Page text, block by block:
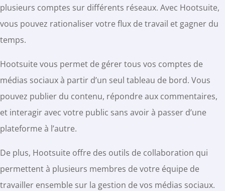
plusieurs comptes sur différents réseaux. Avec Hootsuite,
vous pouvez rationaliser votre flux de travail et gagner du
temps.
Hootsuite vous permet de gérer tous vos comptes de
médias sociaux à partir d’un seul tableau de bord. Vous
pouvez publier du contenu, répondre aux commentaires,
et interagir avec votre public sans avoir à passer d’une
plateforme à l’autre.
De plus, Hootsuite offre des outils de collaboration qui
permettent à plusieurs membres de votre équipe de
travailler ensemble sur la gestion de vos médias sociaux.